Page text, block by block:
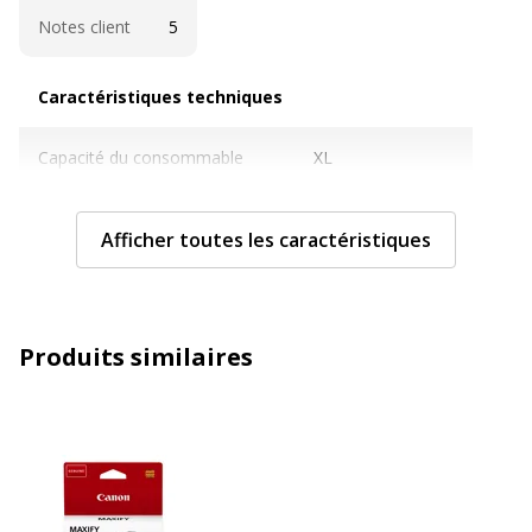
Notes client 5
Caractéristiques techniques
Capacité du consommable XL
Cartouches de marque Non
Compatible avec technologie
Type de consommable
Afficher toutes les caractéristiques
Produits similaires